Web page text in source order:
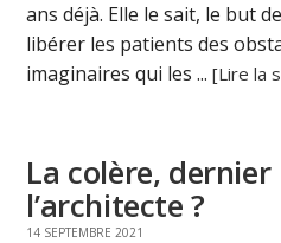
ans déjà. Elle le sait, le but
libérer les patients des
imaginaires qui les ...[Lire la
La colère,
l’architecte ?
14 SEPTEMBRE 2021